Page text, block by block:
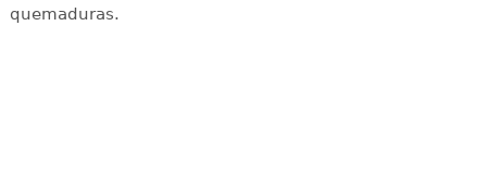
quemaduras.